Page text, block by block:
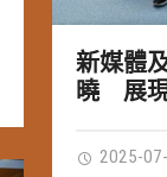
新媒體
曉 展現
2025-